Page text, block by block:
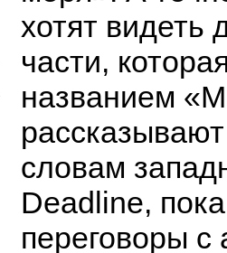
хотят видеть
части,
названием
словам
Deadline,
переговоры с